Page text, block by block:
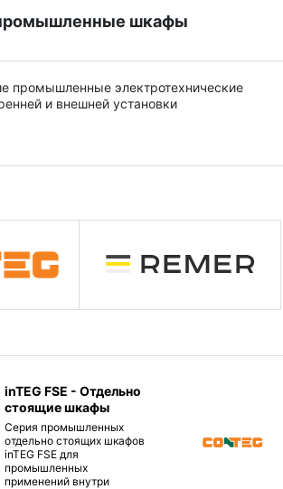
шкафы
промышленные электротехнические
и внешней установки
inTEG FSE - Отдельно
стоящие шкафы
Серия промышленных
отдельно стоящих шкафов
inTEG FSE для
промышленных
применений внутри